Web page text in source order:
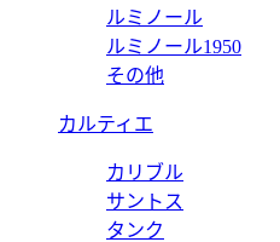
ルミノール
ルミノール1950
その他
カルティエ
カリブル
サントス
タンク